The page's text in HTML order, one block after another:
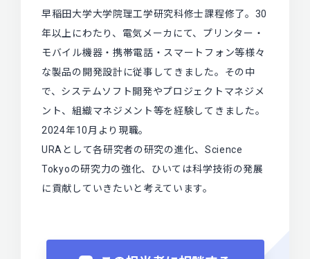
早稲田大学大学院理工学研究科修士課程修了。30
年以上にわたり、電気メーカにて、プリンター・
モバイル機器・携帯電話・スマートフォン等様々
な製品の開発設計に従事してきました。その中
で、システムソフト開発やプロジェクトマネジメ
ント、組織マネジメント等を経験してきました。
2024年10月より現職。
URAとして各研究者の研究の進化、Science
Tokyoの研究力の強化、ひいては科学技術の発展
に貢献していきたいと考えています。